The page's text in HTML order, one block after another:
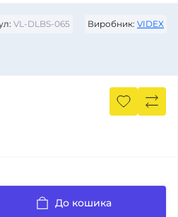
VL-DLBS-065 Виробник: VIDEX
До кошика